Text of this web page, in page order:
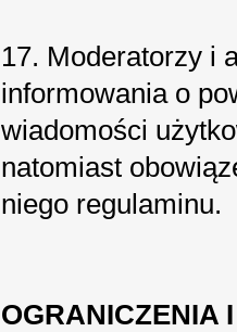
17. Moderatorzy i
informowania o
wiadomości
natomiast
niego regulaminu.
OGRANICZENIA